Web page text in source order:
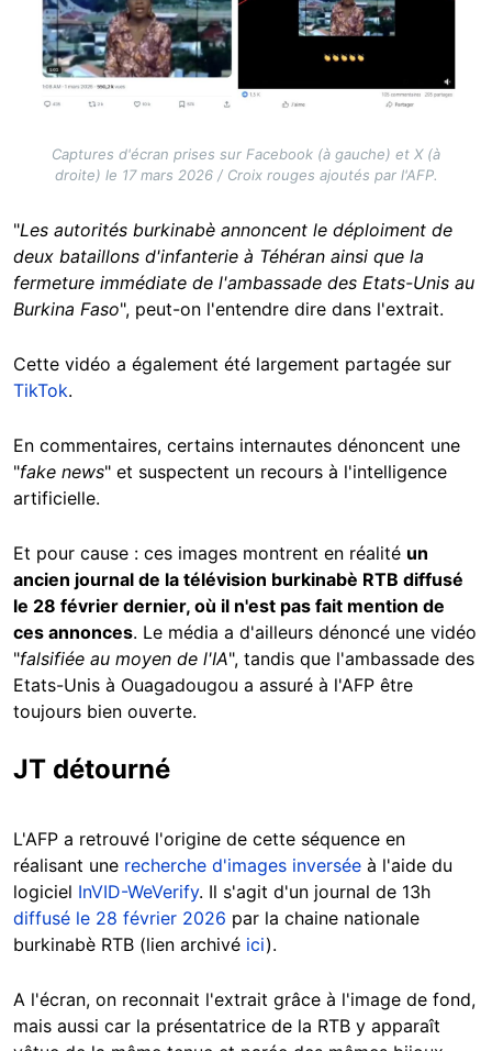
Captures d'écran prises sur Facebook (à gauche) et X (à
droite) le 17 mars 2026 / Croix rouges ajoutés par l'AFP.
"Les autorités burkinabè annoncent le déploiment de
deux bataillons d'infanterie à Téhéran ainsi que la
fermeture immédiate de l'ambassade des Etats-Unis au
Burkina Faso", peut-on l'entendre dire dans l'extrait.
Cette vidéo a également été largement partagée sur
TikTok.
En commentaires, certains internautes dénoncent une
"fake news" et suspectent un recours à l'intelligence
artificielle.
Et pour cause : ces images montrent en réalité un
ancien journal de la télévision burkinabè RTB diffusé
le 28 février dernier, où il n'est pas fait mention de
ces annonces. Le média a d'ailleurs dénoncé une vidéo
"falsifiée au moyen de l'IA", tandis que l'ambassade des
Etats-Unis à Ouagadougou a assuré à l'AFP être
toujours bien ouverte.
JT détourné
L'AFP a retrouvé l'origine de cette séquence en
réalisant une recherche d'images inversée à l'aide du
logiciel InVID-WeVerify. Il s'agit d'un journal de 13h
diffusé le 28 février 2026 par la chaine nationale
burkinabè RTB (lien archivé ici).
A l'écran, on reconnait l'extrait grâce à l'image de fond,
mais aussi car la présentatrice de la RTB y apparaît